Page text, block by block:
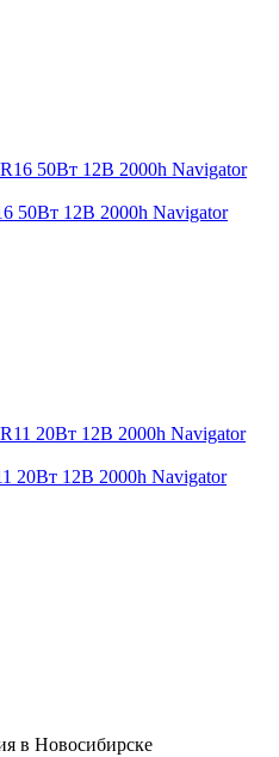
50Вт 12В 2000h Navigator
20Вт 12В 2000h Navigator
в Новосибирске